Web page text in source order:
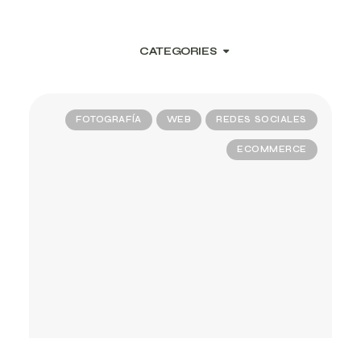
CATEGORIES
FOTOGRAFÍA WEB REDES SOCIALES
ECOMMERCE